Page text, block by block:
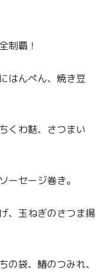
制覇！
はんぺん、焼き豆
くわ麩、さつまい
ーセージ巻き。
、玉ねぎのさつま揚
の袋、鰆のつみれ、